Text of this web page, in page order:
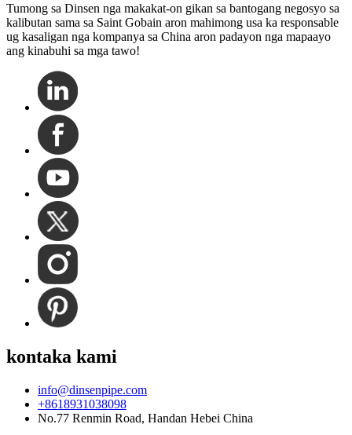
Tumong sa Dinsen nga makakat-on gikan sa bantogang negosyo sa
kalibutan sama sa Saint Gobain aron mahimong usa ka responsable
ug kasaligan nga kompanya sa China aron padayon nga mapaayo
ang kinabuhi sa mga tawo!
kontaka kami
info@dinsenpipe.com
+8618931038098
No.77 Renmin Road, Handan Hebei China